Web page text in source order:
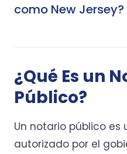
como New Jersey?
¿Qué Es un
Público?
Un notario público es
autorizado por el